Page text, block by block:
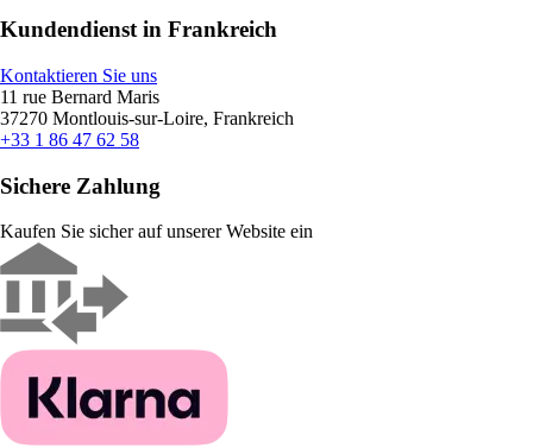
Kundendienst in Frankreich
Kontaktieren Sie uns
11 rue Bernard Maris
37270 Montlouis-sur-Loire, Frankreich
+33 1 86 47 62 58
Sichere Zahlung
Kaufen Sie sicher auf unserer Website ein